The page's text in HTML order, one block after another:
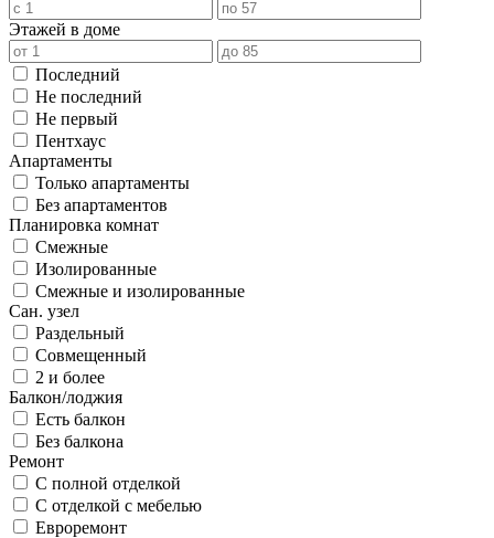
Этажей в доме
Последний
Не последний
Не первый
Пентхаус
Апартаменты
Только апартаменты
Без апартаментов
Планировка комнат
Смежные
Изолированные
Смежные и изолированные
Сан. узел
Раздельный
Совмещенный
2 и более
Балкон/лоджия
Есть балкон
Без балкона
Ремонт
С полной отделкой
С отделкой с мебелью
Евроремонт